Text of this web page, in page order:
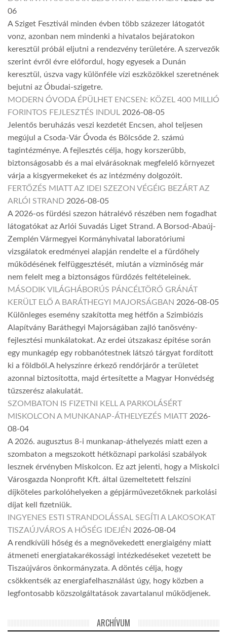
06
A Sziget Fesztivál minden évben több százezer látogatót
vonz, azonban nem mindenki a hivatalos bejáratokon
keresztül próbál eljutni a rendezvény területére. A szervezők
szerint évről évre előfordul, hogy egyesek a Dunán
keresztül, úszva vagy különféle vízi eszközökkel szeretnének
bejutni az Óbudai-szigetre.
MODERN ÓVODA ÉPÜLHET ENCSEN: KÖZEL 400 MILLIÓ
FORINTOS FEJLESZTÉS INDUL 2026-08-05
Jelentős beruházás veszi kezdetét Encsen, ahol teljesen
megújul a Csoda-Vár Óvoda és Bölcsőde 2. számú
tagintézménye. A fejlesztés célja, hogy korszerűbb,
biztonságosabb és a mai elvárásoknak megfelelő környezet
várja a kisgyermekeket és az intézmény dolgozóit.
FERTŐZÉS MIATT AZ IDEI SZEZON VÉGÉIG BEZÁRT AZ
ARLÓI STRAND 2026-08-05
A 2026-os fürdési szezon hátralévő részében nem fogadhat
látogatókat az Arlói Suvadás Liget Strand. A Borsod-Abaúj-
Zemplén Vármegyei Kormányhivatal laboratóriumi
vizsgálatok eredményei alapján rendelte el a fürdőhely
működésének felfüggesztését, miután a vízminőség már
nem felelt meg a biztonságos fürdőzés feltételeinek.
MÁSODIK VILÁGHÁBORÚS PÁNCÉLTÖRŐ GRÁNÁT
KERÜLT ELŐ A BARÁTHEGYI MAJORSÁGBAN 2026-08-05
Különleges esemény szakította meg hétfőn a Szimbiózis
Alapítvány Baráthegyi Majorságában zajló tanösvény-
fejlesztési munkálatokat. Az erdei útszakasz építése során
egy munkagép egy robbanótestnek látszó tárgyat fordított
ki a földből.A helyszínre érkező rendőrjárőr a területet
azonnal biztosította, majd értesítette a Magyar Honvédség
tűzszerész alakulatát.
SZOMBATON IS FIZETNI KELL A PARKOLÁSÉRT
MISKOLCON A MUNKANAP-ÁTHELYEZÉS MIATT 2026-
08-04
A 2026. augusztus 8-i munkanap-áthelyezés miatt ezen a
szombaton a megszokott hétköznapi parkolási szabályok
lesznek érvényben Miskolcon. Ez azt jelenti, hogy a Miskolci
Városgazda Nonprofit Kft. által üzemeltetett felszíni
díjköteles parkolóhelyeken a gépjárművezetőknek parkolási
díjat kell fizetniük.
INGYENES ESTI STRANDOLÁSSAL SEGÍTI A LAKOSOKAT
TISZAÚJVÁROS A HŐSÉG IDEJÉN 2026-08-04
A rendkívüli hőség és a megnövekedett energiaigény miatt
átmeneti energiatakarékossági intézkedéseket vezetett be
Tiszaújváros önkormányzata. A döntés célja, hogy
csökkentsék az energiafelhasználást úgy, hogy közben a
legfontosabb közszolgáltatások zavartalanul működjenek.
ARCHÍVUM